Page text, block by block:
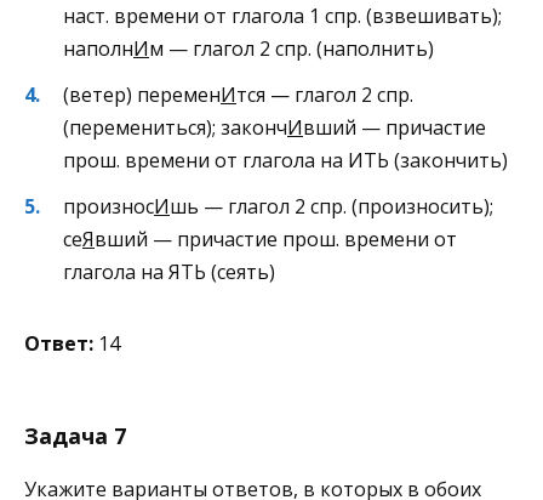
наст. времени от глагола 1 спр. (взвешивать);
наполнИм — глагол 2 спр. (наполнить)
(ветер) переменИтся — глагол 2 спр.
(перемениться); закончИвший — причастие
прош. времени от глагола на ИТЬ (закончить)
произносИшь — глагол 2 спр. (произносить);
сеЯвший — причастие прош. времени от
глагола на ЯТЬ (сеять)
Ответ: 14
Задача 7
Укажите варианты ответов, в которых в обоих